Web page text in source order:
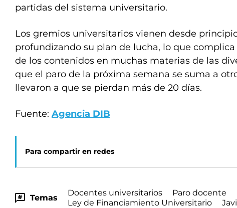
partidas del sistema universitario.
Los gremios universitarios vienen desde
profundizando su plan de lucha, lo que
de los contenidos en muchas materias de las
que el paro de la próxima semana se suma a
llevaron a que se pierdan más de 20 días.
Fuente: Agencia DIB
Para compartir en redes
Temas
Docentes universitarios
Paro docente
Ley de Financiamiento Universitario